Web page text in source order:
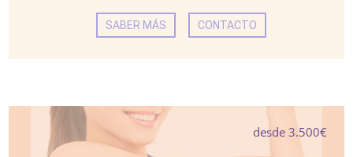
SABER MÁS CONTACTO
desde 3.500€